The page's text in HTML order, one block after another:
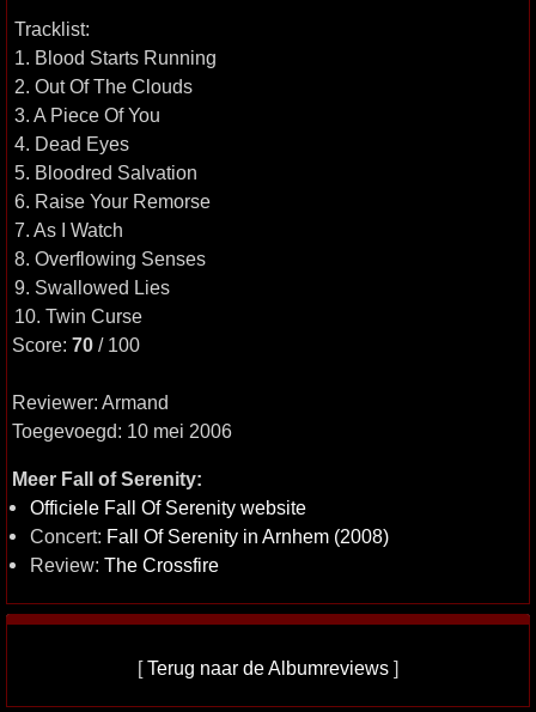
Tracklist:
1. Blood Starts Running
2. Out Of The Clouds
3. A Piece Of You
4. Dead Eyes
5. Bloodred Salvation
6. Raise Your Remorse
7. As I Watch
8. Overflowing Senses
9. Swallowed Lies
10. Twin Curse
Score: 70 / 100
Reviewer: Armand
Toegevoegd: 10 mei 2006
Meer Fall of Serenity:
Officiele Fall Of Serenity website
Concert: Fall Of Serenity in Arnhem (2008)
Review: The Crossfire
[Terug naar de Albumreviews ]